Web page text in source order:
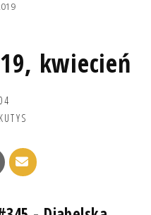
kwiecień